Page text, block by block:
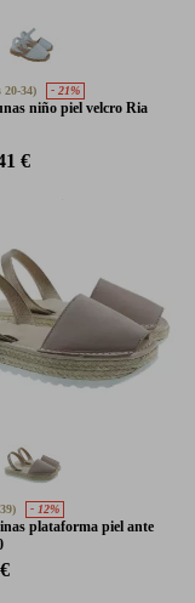
20-34) - 21%
niño piel velcro Ria
€
- 12%
plataforma piel ante